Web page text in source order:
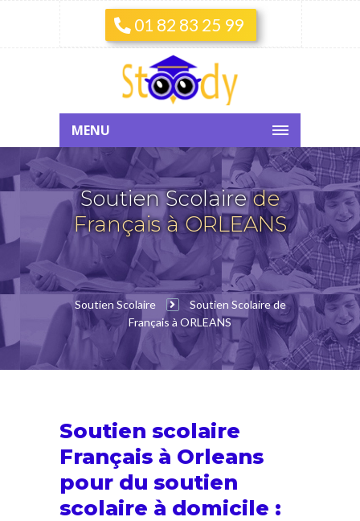
01 82 83 25 99
MENU
Soutien Scolairede
Français à ORLEANS
Soutien Scolaire
Soutien Scolaire de
Français à ORLEANS
Soutien scolaire
Français à Orleans
pour du soutien
scolaire à domicile :